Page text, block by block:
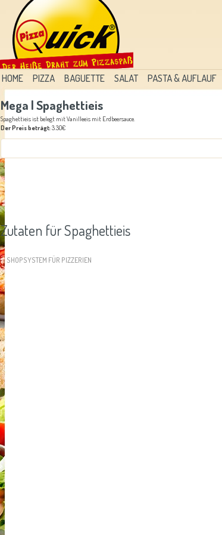
HOME PIZZA BAGUETTE SALAT PASTA & AUFLAUF
Mega | Spaghettieis
Spaghettieis ist belegt mit Vanilleeis mit Erdbeersauce.
Der Preis beträgt:3.30€
Zutaten für Spaghettieis
SHOPSYSTEM FÜR PIZZERIEN